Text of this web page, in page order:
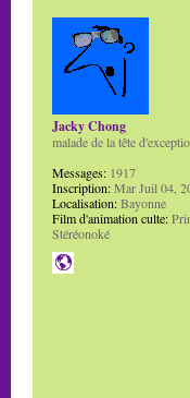
Jacky Chong
malade de la tête
Messages: 1917
Inscription:Mar Juil 04,
Localisation:Bayonne
Film d'animation culte:
Stéréonoké